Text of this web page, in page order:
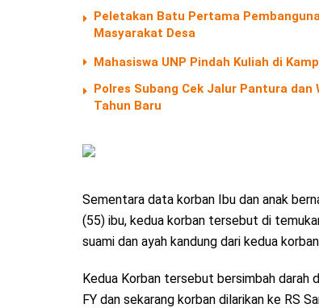
Peletakan Batu Pertama
Masyarakat Desa
Mahasiswa UNP Pindah Kuliah di
Polres Subang Cek Jalur Pantura
Tahun Baru
Sementara data korban Ibu dan anak
(55) ibu, kedua korban tersebut di
suami dan ayah kandung dari kedua
Kedua Korban tersebut bersimbah darah
FY dan sekarang korban dilarikan ke RS